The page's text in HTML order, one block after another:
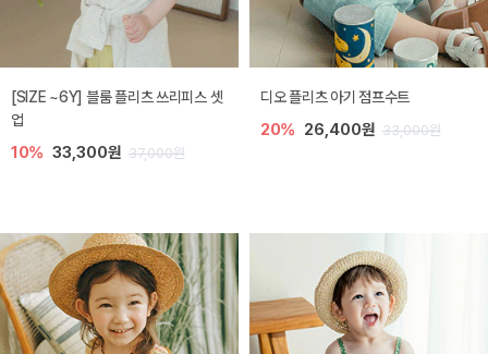
[SIZE ~6Y] 블룸 플리츠 쓰리피스 셋
업
10% 33,300원 37,000원
디오 플리츠 아기 점프수트
20% 26,400원 33,000원